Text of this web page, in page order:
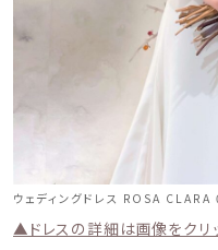
ウェディングドレス ROSA
▲ドレスの詳細は画像をクリ